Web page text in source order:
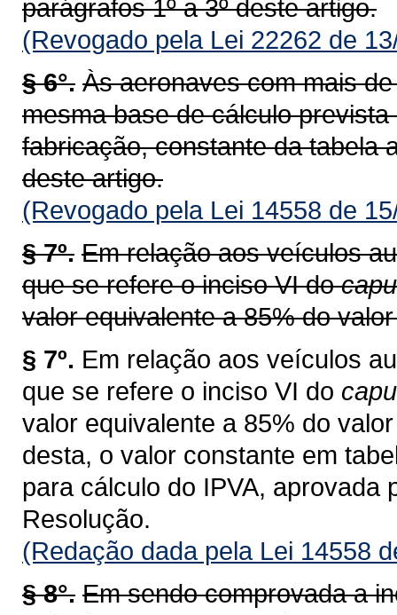
parágrafos 1º a 3º deste artigo.
(Revogado pela Lei 22262 de
§ 6°. Às aeronaves com mais
mesma base de cálculo
fabricação, constante da tabela
deste artigo.
(Revogado pela Lei 14558 de
§ 7º. Em relação aos veículos
que se refere o inciso VI do
valor equivalente a 85% do
§ 7º. Em relação aos veículos
que se refere o inciso VI do
valor equivalente a 85% do
desta, o valor constante em
para cálculo do IPVA, aprovada
Resolução.
(Redação dada pela Lei 14558
§ 8°. Em sendo comprovada a